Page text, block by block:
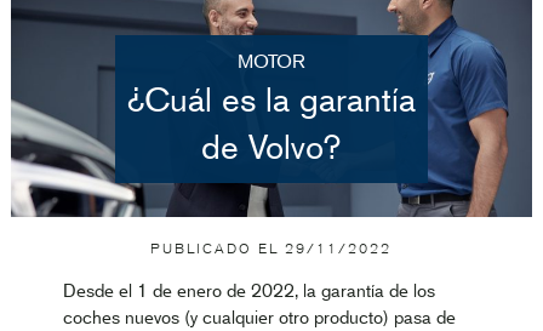
MOTOR
¿Cuál es la garantía
de Volvo?
PUBLICADO EL29/11/2022
Desde el 1 de enero de 2022, la garantía de los
coches nuevos (y cualquier otro producto) pasa de